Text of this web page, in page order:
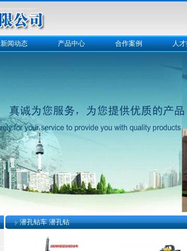
新闻动态 产品中心 合作案例 人
潜孔钻车 潜孔钻